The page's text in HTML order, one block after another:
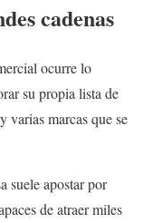
cadenas
ocurre lo
su propia lista de
varias marcas que se
suele apostar por
de atraer miles